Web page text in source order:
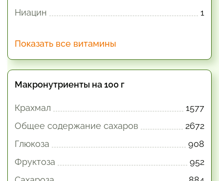
Ниацин
1
Показать все витамины
Макронутриенты на 100 г
Крахмал
1577
Общее содержание сахаров
2672
Глюкоза
908
Фруктоза
952